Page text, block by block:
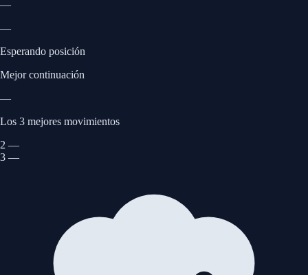
—
—
Esperando posición
Mejor continuación
—
Los 3 mejores movimientos
2 —
3 —